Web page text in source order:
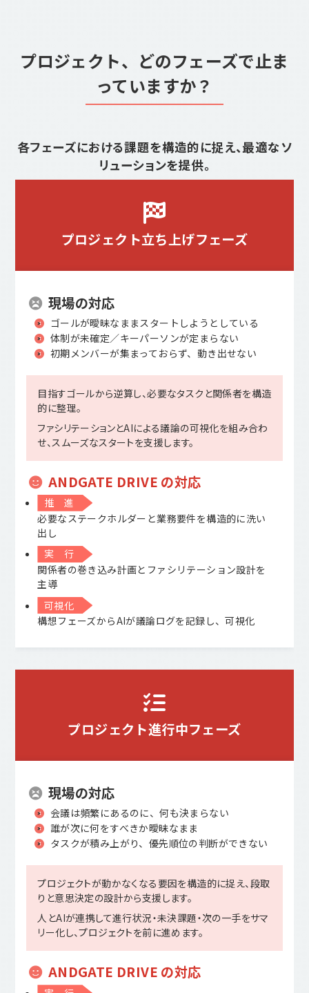
プロジェクト、どのフェーズで止ま
っていますか？
各フェーズにおける課題を構造的に捉え、最適なソ
リューションを提供。
プロジェクト立ち上げフェーズ
現場の対応
ゴールが曖昧なままスタートしようとしている
体制が未確定／キーパーソンが定まらない
初期メンバーが集まっておらず、動き出せない
目指すゴールから逆算し、必要なタスクと関係者を構造
的に整理。
ファシリテーションとAIによる議論の可視化を組み合わ
せ、スムーズなスタートを支援します。
ANDGATE DRIVE の対応
推 進
必要なステークホルダーと業務要件を構造的に洗い
出し
実 行
関係者の巻き込み計画とファシリテーション設計を
主導
可視化
構想フェーズからAIが議論ログを記録し、可視化
プロジェクト進行中フェーズ
現場の対応
会議は頻繁にあるのに、何も決まらない
誰が次に何をすべきか曖昧なまま
タスクが積み上がり、優先順位の判断ができない
プロジェクトが動かなくなる要因を構造的に捉え、段取
りと意思決定の設計から支援します。
人とAIが連携して進行状況・未決課題・次の一手をサマ
リー化し、プロジェクトを前に進めます。
ANDGATE DRIVE の対応